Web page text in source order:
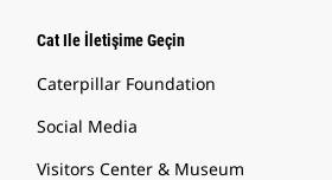
Cat Ile İletişime Geçin
Caterpillar Foundation
Social Media
Visitors Center & Museum